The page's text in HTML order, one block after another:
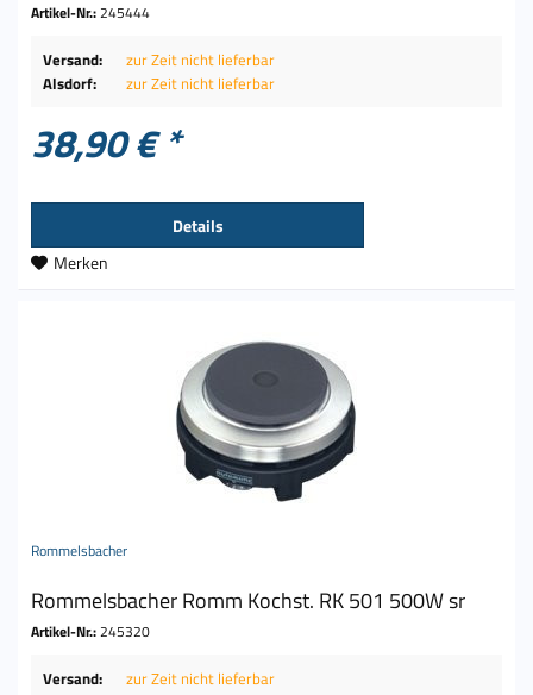
Artikel-Nr.:245444
Versand:
zur Zeit nicht lieferbar
Alsdorf:
zur Zeit nicht lieferbar
38,90 € *
Details
Merken
Rommelsbacher
Rommelsbacher Romm Kochst. RK 501 500W sr
Artikel-Nr.:245320
Versand:
zur Zeit nicht lieferbar